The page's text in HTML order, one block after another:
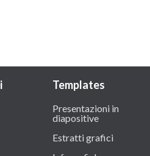
Templates
Presentazioni in
diapositive
Estratti grafici